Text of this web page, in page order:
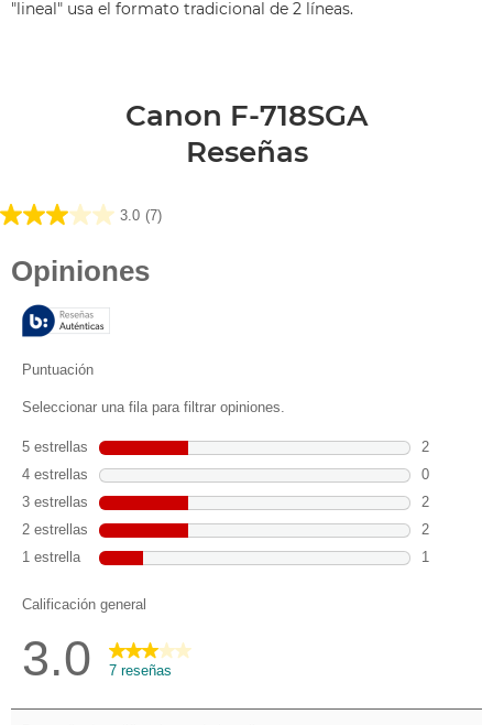
"lineal" usa el formato tradicional de 2 líneas.
Canon F-718SGA
Reseñas
3.0 (7)
3.0
estrellas.
reseñas